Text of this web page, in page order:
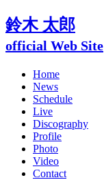
鈴木 太郎
official Web Site
Home
News
Schedule
Live
Discography
Profile
Photo
Video
Contact